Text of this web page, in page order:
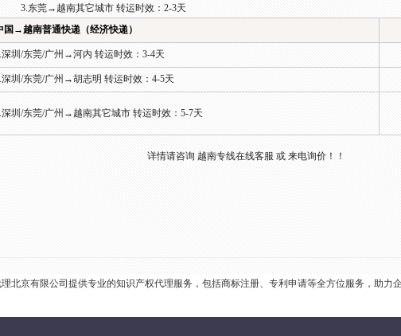
3.东莞→越南其它城市 转运时效：2-3天
国→越南普通快递（经济快递）
深圳/东莞/广州→河内 转运时效：3-4天
深圳/东莞/广州→胡志明 转运时效：4-5天
深圳/东莞/广州→越南其它城市 转运时效：5-7天
详情请咨询 越南专线在线客服 或 来电询价！！
北京有限公司提供专业的知识产权代理服务，包括商标注册、专利申请等全方位服务，助力